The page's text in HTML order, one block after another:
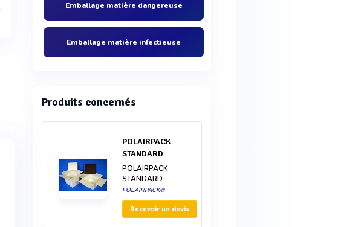
Emballage matière dangereuse
Emballage matière infectieuse
Produits concernés
POLAIRPACK
STANDARD
POLAIRPACK
STANDARD
POLAIRPACK®
Recevoir un devis